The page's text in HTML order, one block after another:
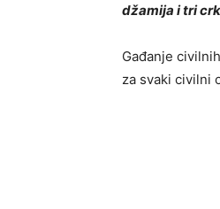
džamija i tri
Gađanje
za svaki civilni